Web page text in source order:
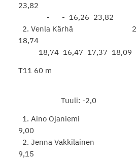
23,82
- - 16,26 23,82
2. Venla Kärhä
18,74
18,74 16,47 17,37 18,09
T11 60 m
Tuuli: -2,0
1. Aino Ojaniemi
9,00
2. Jenna
9,15